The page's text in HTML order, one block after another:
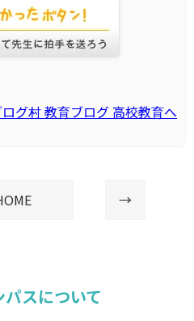
→
スについて